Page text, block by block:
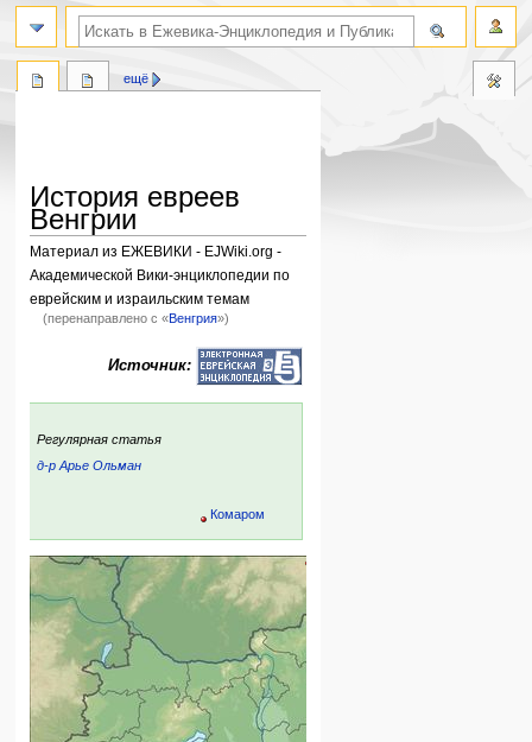
История евреев
Венгрии
Материал из ЕЖЕВИКИ - EJWiki.org -
Академической Вики-энциклопедии по
еврейским и израильским темам
(перенаправлено с «Венгрия»)
Источник:
Регулярная статья
д-р Арье Ольман
Комаром
ещё
поиск по словам